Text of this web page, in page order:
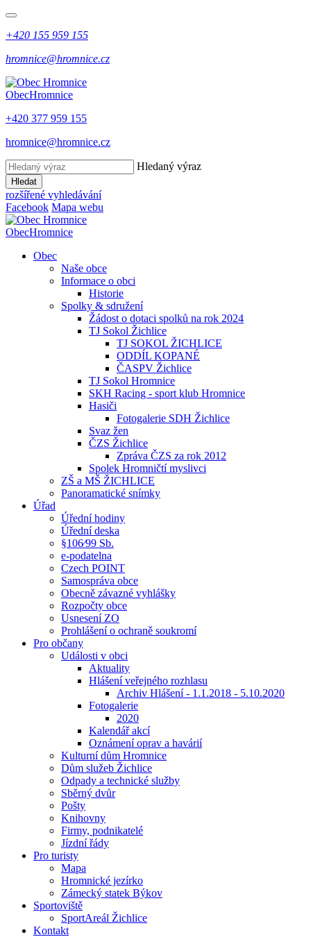
+420 155 959 155
hromnice@hromnice.cz
ObecHromnice
+420 377 959 155
hromnice@hromnice.cz
Hledaný výraz
Hledat
rozšířené vyhledávání
Facebook Mapa webu
ObecHromnice
Obec
Naše obce
Informace o obci
Historie
Spolky & sdružení
Žádost o dotaci spolků na rok 2024
TJ Sokol Žichlice
TJ SOKOL ŽICHLICE
ODDÍL KOPANÉ
ČASPV Žichlice
TJ Sokol Hromnice
SKH Racing - sport klub Hromnice
Hasiči
Fotogalerie SDH Žichlice
Svaz žen
ČZS Žichlice
Zpráva ČZS za rok 2012
Spolek Hromničtí myslivci
ZŠ a MŠ ŽICHLICE
Panoramatické snímky
Úřad
Úřední hodiny
Úřední deska
§106⁄99 Sb.
e-podatelna
Czech POINT
Samospráva obce
Obecně závazné vyhlášky
Rozpočty obce
Usnesení ZO
Prohlášení o ochraně soukromí
Pro občany
Události v obci
Aktuality
Hlášení veřejného rozhlasu
Archiv Hlášení - 1.1.2018 - 5.10.2020
Fotogalerie
2020
Kalendář akcí
Oznámení oprav a havárií
Kulturní dům Hromnice
Dům služeb Žichlice
Odpady a technické služby
Sběrný dvůr
Pošty
Knihovny
Firmy, podnikatelé
Jízdní řády
Pro turisty
Mapa
Hromnické jezírko
Zámecký statek Býkov
Sportoviště
SportAreál Žichlice
Kontakt